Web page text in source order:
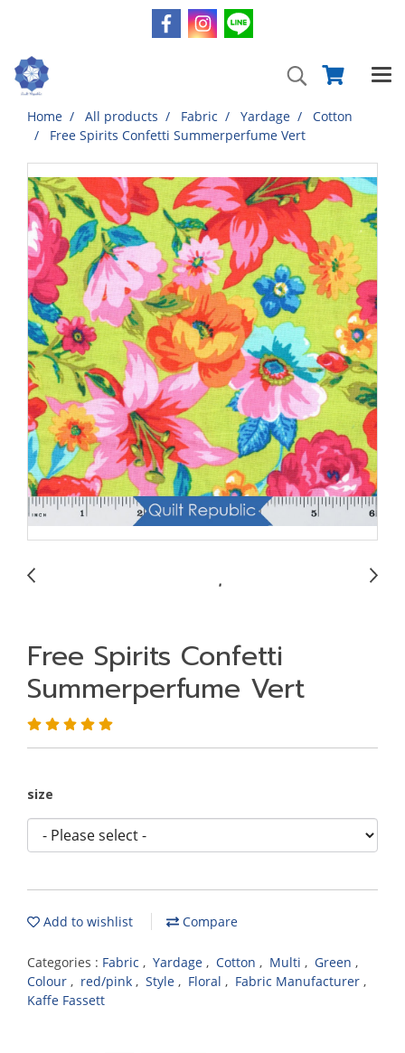
Home All products Fabric Yardage
Cotton
Free Spirits Confetti Summerperfume Vert
Free Spirits Confetti
Summerperfume Vert
size
Add to wishlist Compare
Categories : Fabric , Yardage , Cotton , Multi , Green ,
Colour , red/pink , Style , Floral , Fabric Manufacturer ,
Kaffe Fassett